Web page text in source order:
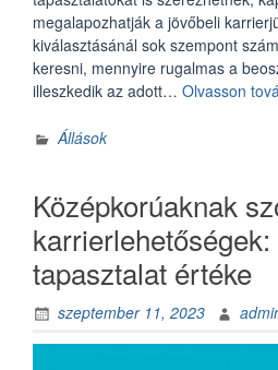
megalapozhatják a jövőbeli
kiválasztásánál sok szempont
keresni, mennyire rugalmas a
illeszkedik az adott… Olvasson
Állások
Középkorúaknak
tapasztalat értéke
szeptember 11, 2023